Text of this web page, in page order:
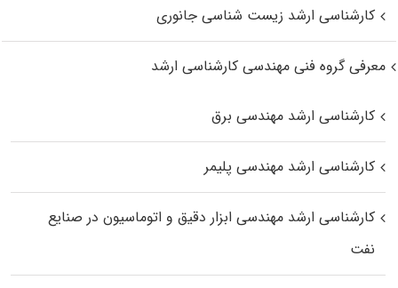
کارشناسی ارشد زیست‌ شناسی جانوری
معرفی گروه فنی مهندسی کارشناسی ارشد
کارشناسی ارشد مهندسی برق
کارشناسی ارشد مهندسی پلیمر
کارشناسی ارشد مهندسی ابزار دقیق و اتوماسیون در صنایع
نفت